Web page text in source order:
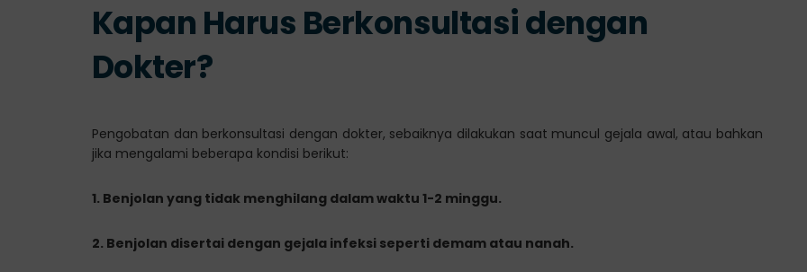
Kapan Harus Berkonsultasi dengan
Dokter?
Pengobatan dan berkonsultasi dengan dokter, sebaiknya dilakukan saat muncul gejala awal, atau bahkan
jika mengalami beberapa kondisi berikut:
1. Benjolan yang tidak menghilang dalam waktu 1-2 minggu.
2. Benjolan disertai dengan gejala infeksi seperti demam atau nanah.